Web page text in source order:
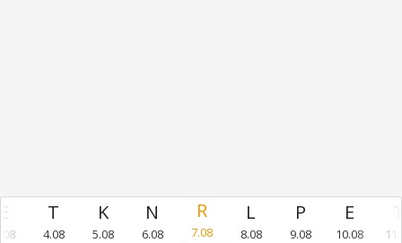
4.08 5.08 6.08 7.08 8.08 9.08 10.08